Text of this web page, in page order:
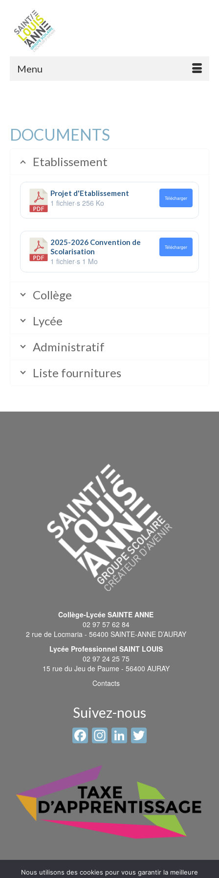
Menu
DOCUMENTS
Etablissement
Projet d'Etablissement
1 fichier·s 256 Ko Télécharger
2025-2026 Convention de
Scolarisation
1 fichier·s 1 Mo
Télécharger
Collège
Lycée
Administratif
Liste fournitures
Collège-Lycée SAINTE ANNE
02 97 57 62 84
2 rue de Locmaria - 56400 SAINTE-ANNE D’AURAY
Lycée Professionnel SAINT LOUIS
02 97 24 25 75
15 rue du Jeu de Paume - 56400 AURAY
Contacts
Suivez-nous
Facebook
Instagram
LinkedIn
Nous utilisons des cookies pour vous garantir la meilleure